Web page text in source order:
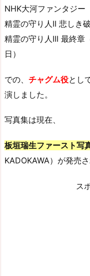
NHK大河ファンタジー
精霊の守り人II 悲しき
精霊の守り人III 最終章
日）
での、 チャグム役とし
演しました。
写真集は現在、
板垣瑞生ファースト写
KADOKAWA）が発売さ
ス